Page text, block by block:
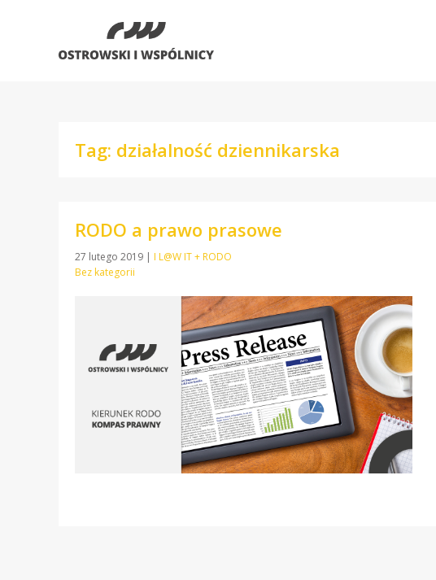
Tag: działalność dziennikarska
RODO a prawo prasowe
27 lutego 2019 | I L@W IT + RODO
Bez kategorii